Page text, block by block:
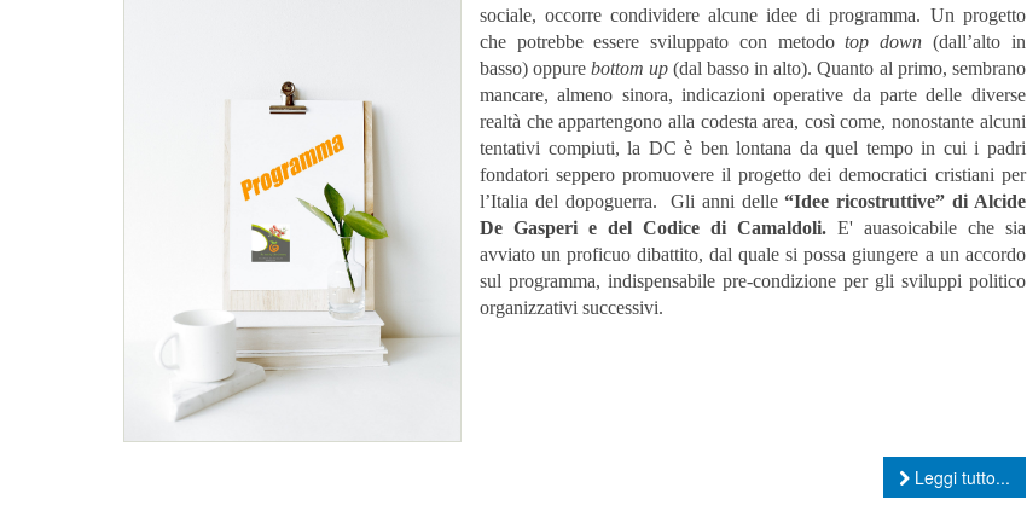
sociale, occorre condividere alcune idee di programma. Un progetto
che potrebbe essere sviluppato con metodotop down (dall’alto in
basso) oppurebottom up (dal basso in alto). Quanto al primo, sembrano
mancare, almeno sinora, indicazioni operative da parte delle diverse
realtà che appartengono alla codesta area, così come, nonostante alcuni
tentativi compiuti, la DC è ben lontana da quel tempo in cui i padri
fondatori seppero promuovere il progetto dei democratici cristiani per
l’Italia del dopoguerra. Gli anni delle“Idee ricostruttive” di Alcide
De Gasperi e del Codice di Camaldoli.E' auasoicabile che sia
avviatoun proficuo dibattito, dal quale si possa giungere a un accordo
sul programma, indispensabile pre-condizione per gli sviluppi politico
organizzativi successivi.
Leggi tutto...